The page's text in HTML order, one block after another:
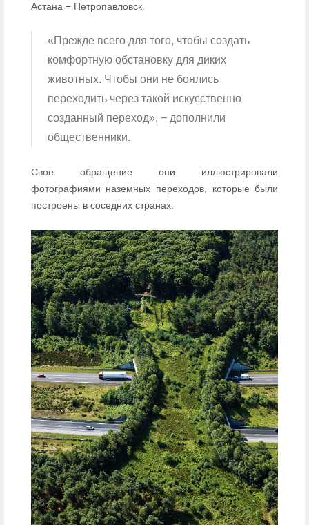
Астана − Петропавловск.
«Прежде всего для того, чтобы создать
комфортную обстановку для диких
животных. Чтобы они не боялись
переходить через такой искусственно
созданный переход», − дополнили
общественники.
Свое обращение они иллюстрировали
фотографиями наземных переходов, которые были
построены в соседних странах.